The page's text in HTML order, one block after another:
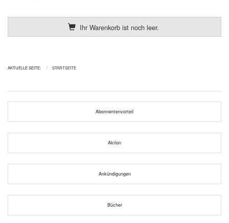
Ihr Warenkorb ist noch leer.
AKTUELLE SEITE: STARTSEITE
Abonnentenvorteil
Aktion
Ankündigungen
Bücher